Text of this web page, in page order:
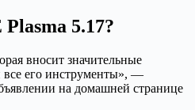
5.17?
вносит значительные
все его инструменты», —
на домашней странице